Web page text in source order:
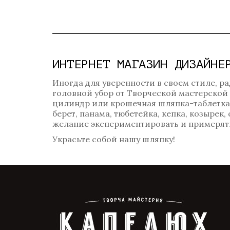
ИНТЕРНЕТ МАГАЗИН
Иногда для уверенности в своем стиле,
головной убор от Творческой
цилиндр или крошечная шляпка-
берет, панама, тюбетейка, кепка,
желание экспериментировать и
Украсьте собой нашу шляпку!